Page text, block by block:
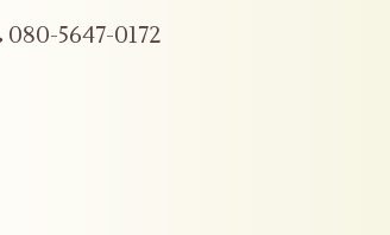
080-5647-0172